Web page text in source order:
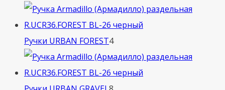
товара
Ручки URBAN FOREST44
товара